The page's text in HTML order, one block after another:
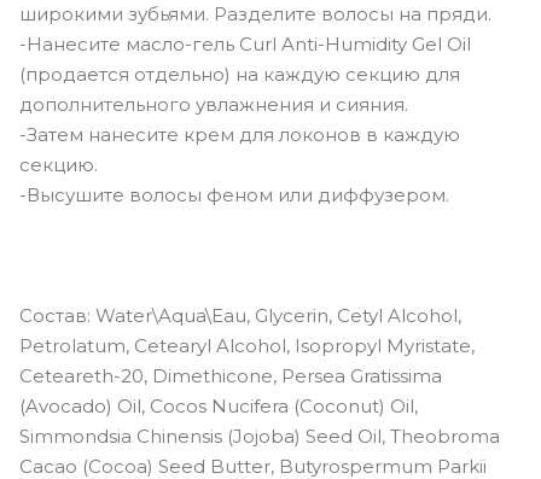
широкими зубьями. Разделите волосы на пряди.
-Нанесите масло-гель Curl Anti-Humidity Gel Oil
(продается отдельно) на каждую секцию для
дополнительного увлажнения и сияния.
-Затем нанесите крем для локонов в каждую
секцию.
-Высушите волосы феном или диффузером.
Состав: Water\Aqua\Eau, Glycerin, Cetyl Alcohol,
Petrolatum, Cetearyl Alcohol, Isopropyl Myristate,
Ceteareth-20, Dimethicone, Persea Gratissima
(Avocado) Oil, Cocos Nucifera (Coconut) Oil,
Simmondsia Chinensis (Jojoba) Seed Oil, Theobroma
Cacao (Cocoa) Seed Butter, Butyrospermum Parkii